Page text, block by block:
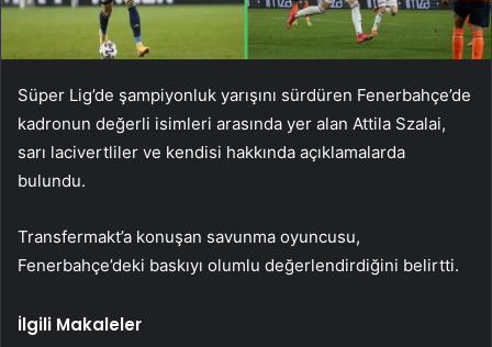
Süper Lig’de şampiyonluk yarışını sürdüren Fenerbahçe’de
kadronun değerli isimleri arasında yer alan Attila Szalai,
sarı lacivertliler ve kendisi hakkında açıklamalarda
bulundu.
Transfermakt’a konuşan savunma oyuncusu,
Fenerbahçe’deki baskıyı olumlu değerlendirdiğini belirtti.
İlgili Makaleler